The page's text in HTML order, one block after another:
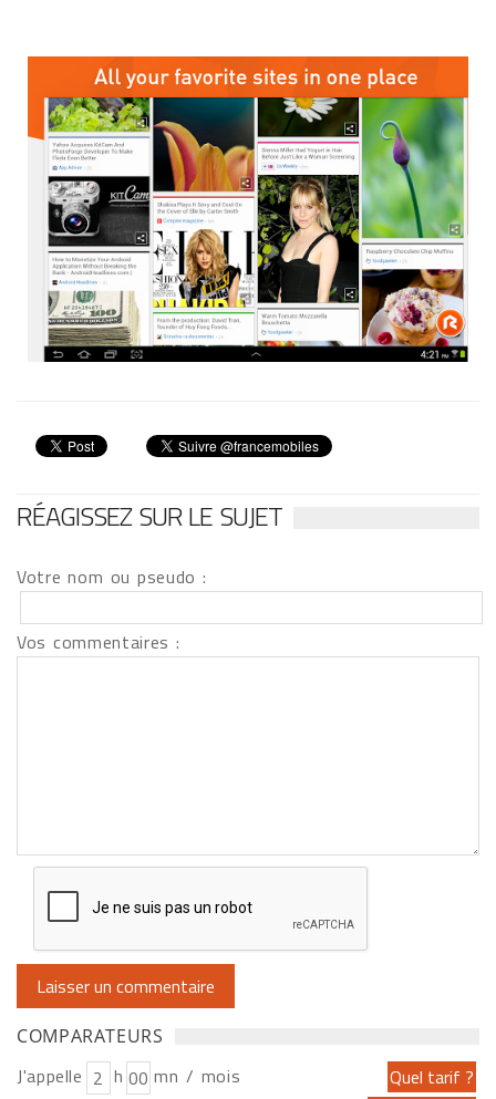
RÉAGISSEZ SUR LE SUJET
Votre nom ou pseudo :
Vos commentaires :
COMPARATEURS
J'appelle h
mn / mois